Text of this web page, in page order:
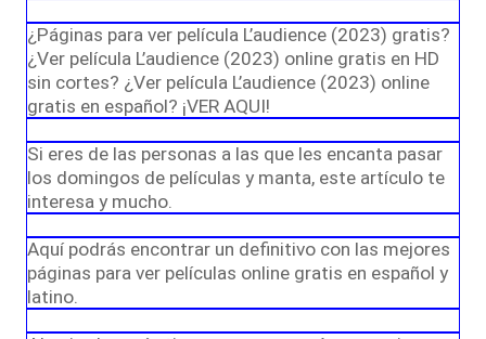
¿Páginas para ver película L’audience (2023) gratis?
¿Ver película L’audience (2023) online gratis en HD
sin cortes? ¿Ver película L’audience (2023) online
gratis en español? ¡VER AQUI!
Si eres de las personas a las que les encanta pasar
los domingos de películas y manta, este artículo te
interesa y mucho.
Aquí podrás encontrar un definitivo con las mejores
páginas para ver películas online gratis en español y
latino.